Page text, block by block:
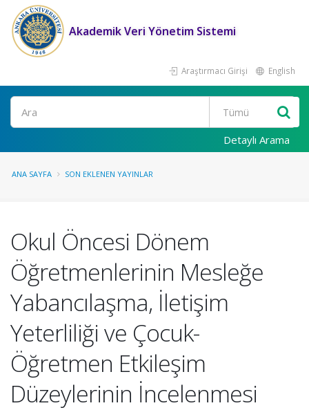
Akademik Veri Yönetim Sistemi
Araştırmacı Girişi English
Ara
Detaylı Arama
ANA SAYFA SON EKLENEN YAYINLAR
Okul Öncesi Dönem
Öğretmenlerinin Mesleğe
Yabancılaşma, İletişim
Yeterliliği ve Çocuk-
Öğretmen Etkileşim
Düzeylerinin İncelenmesi